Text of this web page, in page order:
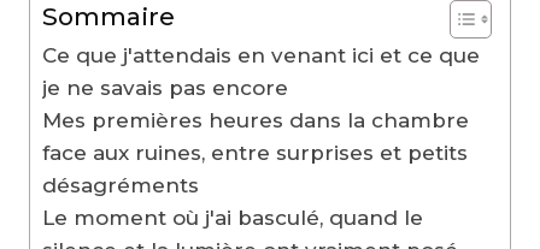
Sommaire
Ce que j'attendais en venant ici et ce que
je ne savais pas encore
Mes premières heures dans la chambre
face aux ruines, entre surprises et petits
désagréments
Le moment où j'ai basculé, quand le